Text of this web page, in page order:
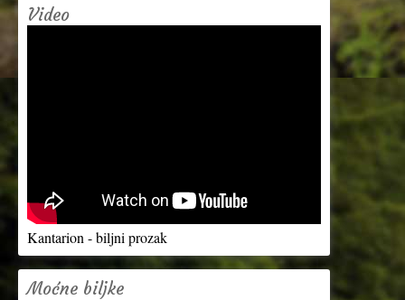
Video
Kantarion - biljni prozak
Moćne biljke